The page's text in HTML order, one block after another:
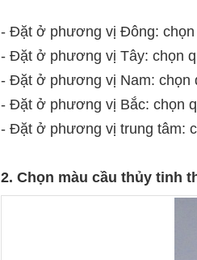
- Đặt ở phương vị Đông: chọn
- Đặt ở phương vị Tây: chọn
- Đặt ở phương vị Nam: chọn
- Đặt ở phương vị Bắc: chọn
- Đặt ở phương vị trung tâm:
2. Chọn màu cầu thủy tinh